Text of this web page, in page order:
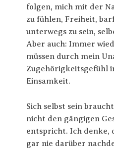
folgen, mich mit der
zu fühlen, Freiheit,
unterwegs zu sein,
Aber auch: Immer
müssen durch mein
Zugehörigkeitsgefühl
Einsamkeit.
Sich selbst sein
nicht den gängigen
entspricht. Ich denke,
gar nie darüber